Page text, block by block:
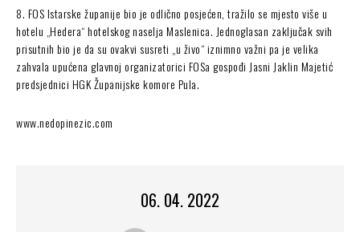
8. FOS Istarske županije bio je odlično posjećen, tražilo se mjesto više u
hotelu „Hedera“ hotelskog naselja Maslenica. Jednoglasan zaključak svih
prisutnih bio je da su ovakvi susreti „u živo“ iznimno važni pa je velika
zahvala upućena glavnoj organizatorici FOSa gospođi Jasni Jaklin Majetić
predsjednici HGK Županijske komore Pula.
www.nedopinezic.com
06. 04. 2022